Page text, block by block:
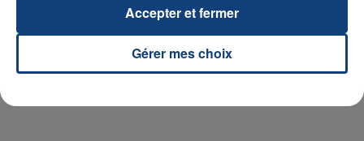
votre énergie. En attendant un deuxième #Grand Live, vous pouvez
retrouver certains de ces artistes en tournée dans le Grand Nord. Merci à
tous pour ce grand moment !Gérer mes choix
Accepter et fermer